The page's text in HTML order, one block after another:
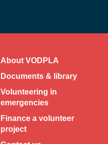
About VODPLA
Documents & library
Volunteering in
emergencies
Finance a volunteer
project